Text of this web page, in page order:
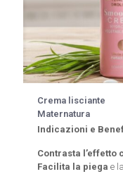
Crema lisciante
Maternatura
Indicazioni e
Contrasta l’effetto
Facilita la piega e